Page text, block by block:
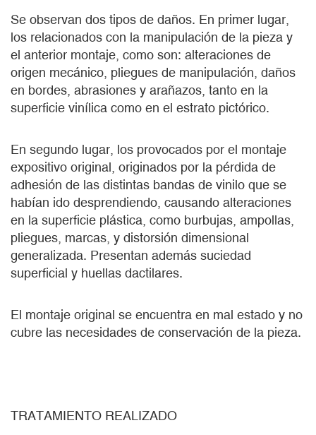
Se observan dos tipos de daños. En primer lugar,
los relacionados con la manipulación de la pieza y
el anterior montaje, como son: alteraciones de
origen mecánico, pliegues de manipulación, daños
en bordes, abrasiones y arañazos, tanto en la
superficie vinílica como en el estrato pictórico.
En segundo lugar, los provocados por el montaje
expositivo original, originados por la pérdida de
adhesión de las distintas bandas de vinilo que se
habían ido desprendiendo, causando alteraciones
en la superficie plástica, como burbujas, ampollas,
pliegues, marcas, y distorsión dimensional
generalizada. Presentan además suciedad
superficial y huellas dactilares.
El montaje original se encuentra en mal estado y no
cubre las necesidades de conservación de la pieza.
TRATAMIENTO REALIZADO